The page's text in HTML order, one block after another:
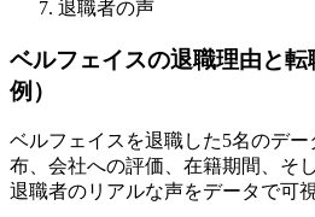
退職者の声
ベルフェイスの退職理由と
例）
ベルフェイスを退職した5名のデ
布、会社への評価、在籍期間、そ
退職者のリアルな声をデータで可